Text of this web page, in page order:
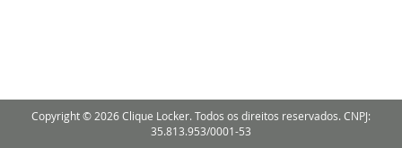
Copyright © 2026 Clique Locker. Todos os direitos reservados. CNPJ:
35.813.953/0001-53